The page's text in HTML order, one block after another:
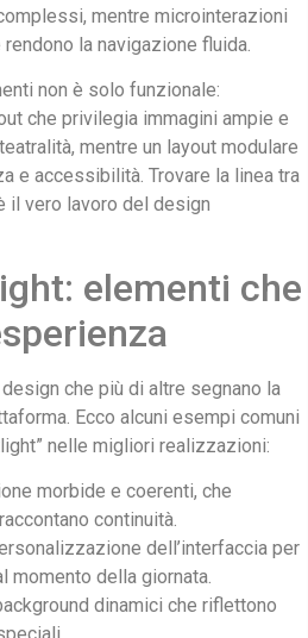
mentre microinterazioni
la navigazione fluida.
non è solo funzionale:
che privilegia immagini ampie e
mentre un layout modulare
e accessibilità. Trovare la linea tra
il vero lavoro del design
elementi che
che più di altre segnano la
Ecco alcuni esempi comuni
nelle migliori realizzazioni:
morbide e coerenti, che
continuità.
dell’interfaccia per
momento della giornata.
dinamici che riflettono